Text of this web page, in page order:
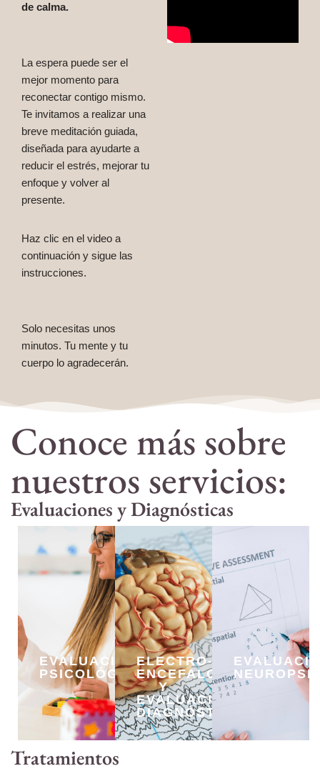
de calma.
La espera puede ser el
mejor momento para
reconectar contigo mismo.
Te invitamos a realizar una
breve meditación guiada,
diseñada para ayudarte a
reducir el estrés, mejorar tu
enfoque y volver al
presente.
Haz clic en el video a
continuación y sigue las
instrucciones.
Solo necesitas unos
minutos. Tu mente y tu
cuerpo lo agradecerán.
Conoce más sobre
nuestros servicios:
Evaluaciones y Diagnósticas
EVALUACION
PSICOLÓGICA
ELECTRO-
ENCEFALOGRAMA
Y
EVALUACIÓN
DIAGNÓSTICA
Tratamientos